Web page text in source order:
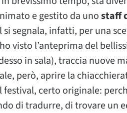
e gestito da unostaff
segnala, infatti, per una
visto l’anteprima del
in sala), traccia nuove
però, aprire la
certo originale:
di tradurre, di trovare un